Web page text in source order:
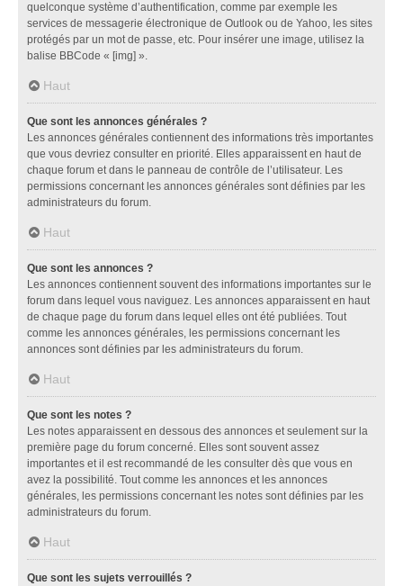
quelconque système d’authentification, comme par exemple les
services de messagerie électronique de Outlook ou de Yahoo, les sites
protégés par un mot de passe, etc. Pour insérer une image, utilisez la
balise BBCode « [img] ».
Haut
Que sont les annonces générales ?
Les annonces générales contiennent des informations très importantes
que vous devriez consulter en priorité. Elles apparaissent en haut de
chaque forum et dans le panneau de contrôle de l’utilisateur. Les
permissions concernant les annonces générales sont définies par les
administrateurs du forum.
Haut
Que sont les annonces ?
Les annonces contiennent souvent des informations importantes sur le
forum dans lequel vous naviguez. Les annonces apparaissent en haut
de chaque page du forum dans lequel elles ont été publiées. Tout
comme les annonces générales, les permissions concernant les
annonces sont définies par les administrateurs du forum.
Haut
Que sont les notes ?
Les notes apparaissent en dessous des annonces et seulement sur la
première page du forum concerné. Elles sont souvent assez
importantes et il est recommandé de les consulter dès que vous en
avez la possibilité. Tout comme les annonces et les annonces
générales, les permissions concernant les notes sont définies par les
administrateurs du forum.
Haut
Que sont les sujets verrouillés ?